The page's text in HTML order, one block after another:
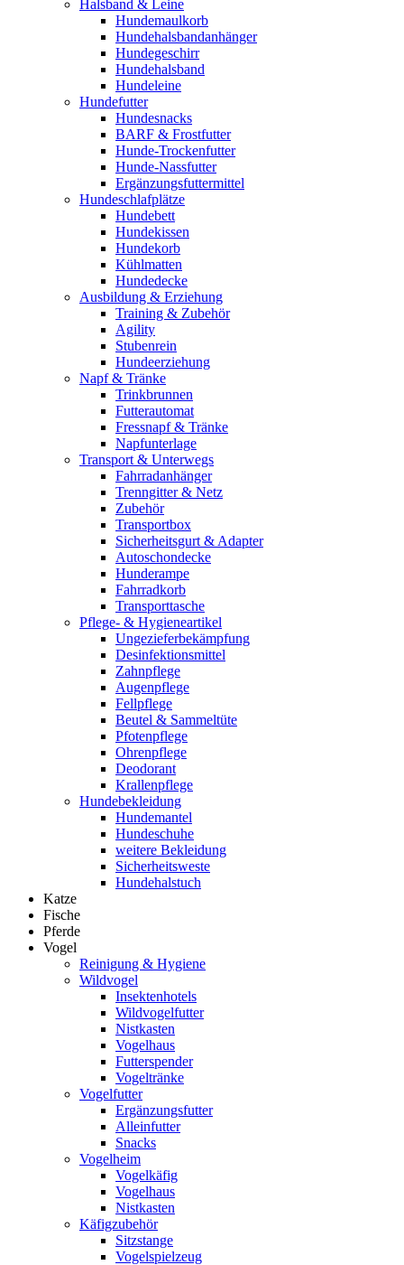
Halsband & Leine
Hundemaulkorb
Hundehalsbandanhänger
Hundegeschirr
Hundehalsband
Hundeleine
Hundefutter
Hundesnacks
BARF & Frostfutter
Hunde-Trockenfutter
Hunde-Nassfutter
Ergänzungsfuttermittel
Hundeschlafplätze
Hundebett
Hundekissen
Hundekorb
Kühlmatten
Hundedecke
Ausbildung & Erziehung
Training & Zubehör
Agility
Stubenrein
Hundeerziehung
Napf & Tränke
Trinkbrunnen
Futterautomat
Fressnapf & Tränke
Napfunterlage
Transport & Unterwegs
Fahrradanhänger
Trenngitter & Netz
Zubehör
Transportbox
Sicherheitsgurt & Adapter
Autoschondecke
Hunderampe
Fahrradkorb
Transporttasche
Pflege- & Hygieneartikel
Ungezieferbekämpfung
Desinfektionsmittel
Zahnpflege
Augenpflege
Fellpflege
Beutel & Sammeltüte
Pfotenpflege
Ohrenpflege
Deodorant
Krallenpflege
Hundebekleidung
Hundemantel
Hundeschuhe
weitere Bekleidung
Sicherheitsweste
Hundehalstuch
Katze
Fische
Pferde
Vogel
Reinigung & Hygiene
Wildvogel
Insektenhotels
Wildvogelfutter
Nistkasten
Vogelhaus
Futterspender
Vogeltränke
Vogelfutter
Ergänzungsfutter
Alleinfutter
Snacks
Vogelheim
Vogelkäfig
Vogelhaus
Nistkasten
Käfigzubehör
Sitzstange
Vogelspielzeug